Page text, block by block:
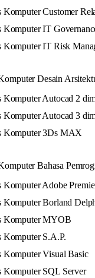
Komputer Customer
Komputer IT
Komputer IT Risk
Desain
Komputer Autocad 2
Komputer Autocad 3
Komputer 3Ds MAX
Bahasa
Komputer Adobe
Komputer Borland
Komputer MYOB
Komputer S.A.P.
Komputer Visual Basic
Komputer SQL Server